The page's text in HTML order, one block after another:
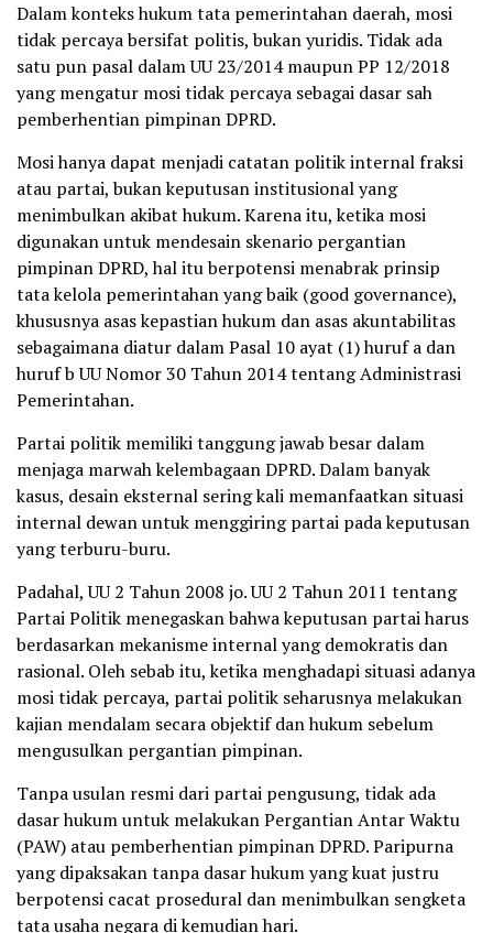
Dalam konteks hukum tata pemerintahan daerah, mosi
tidak percaya bersifat politis, bukan yuridis. Tidak ada
satu pun pasal dalam UU 23/2014 maupun PP 12/2018
yang mengatur mosi tidak percaya sebagai dasar sah
pemberhentian pimpinan DPRD.
Mosi hanya dapat menjadi catatan politik internal fraksi
atau partai, bukan keputusan institusional yang
menimbulkan akibat hukum. Karena itu, ketika mosi
digunakan untuk mendesain skenario pergantian
pimpinan DPRD, hal itu berpotensi menabrak prinsip
tata kelola pemerintahan yang baik (good governance),
khususnya asas kepastian hukum dan asas akuntabilitas
sebagaimana diatur dalam Pasal 10 ayat (1) huruf a dan
huruf b UU Nomor 30 Tahun 2014 tentang Administrasi
Pemerintahan.
Partai politik memiliki tanggung jawab besar dalam
menjaga marwah kelembagaan DPRD. Dalam banyak
kasus, desain eksternal sering kali memanfaatkan situasi
internal dewan untuk menggiring partai pada keputusan
yang terburu-buru.
Padahal, UU 2 Tahun 2008 jo. UU 2 Tahun 2011 tentang
Partai Politik menegaskan bahwa keputusan partai harus
berdasarkan mekanisme internal yang demokratis dan
rasional. Oleh sebab itu, ketika menghadapi situasi adanya
mosi tidak percaya, partai politik seharusnya melakukan
kajian mendalam secara objektif dan hukum sebelum
mengusulkan pergantian pimpinan.
Tanpa usulan resmi dari partai pengusung, tidak ada
dasar hukum untuk melakukan Pergantian Antar Waktu
(PAW) atau pemberhentian pimpinan DPRD. Paripurna
yang dipaksakan tanpa dasar hukum yang kuat justru
berpotensi cacat prosedural dan menimbulkan sengketa
tata usaha negara di kemudian hari.